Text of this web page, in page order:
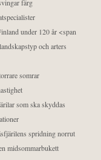
färg
under 120 år <span
och arters
somrar
som ska skyddas
spridning norrut
midsommarbukett